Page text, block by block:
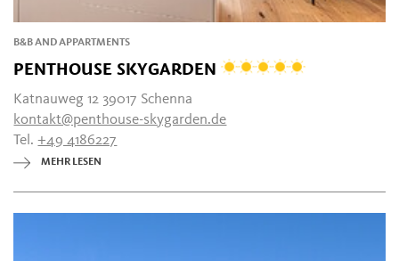
B&B AND APPARTMENTS
PENTHOUSE SKYGARDEN
Katnauweg 12 39017 Schenna
kontakt@penthouse-skygarden.de
Tel.+49 4186227
MEHR LESEN